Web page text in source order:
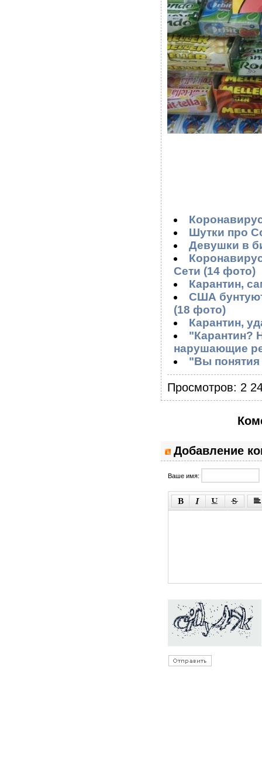
Шутки про
Девушки в
Сети (14 фото)
Карантин,
США
(18 фото)
Карантин,
"Карантин?
нарушающие
"Вы понятия
Просмотров: 2
Добавление
Ваше имя: